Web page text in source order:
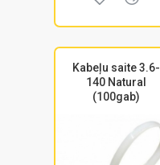
Kabeļu saite 3.6-
140 Natural
(100gab)